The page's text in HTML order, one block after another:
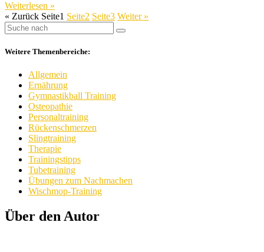
Weiterlesen »
« Zurück Seite1 Seite2 Seite3 Weiter »
Weitere Themenbereiche:
Allgemein
Ernährung
Gymnastikball Training
Osteopathie
Personaltraining
Rückenschmerzen
Slingtraining
Therapie
Trainingstipps
Tubetraining
Übungen zum Nachmachen
Wischmop-Training
Über den Autor